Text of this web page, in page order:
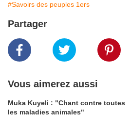
#Savoirs des peuples 1ers
Partager
Vous aimerez aussi
Muka Kuyeli : "Chant contre toutes
les maladies animales"